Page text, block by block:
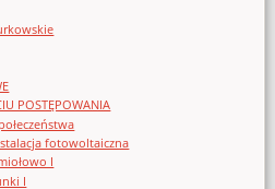
POSTĘPOWANIA
fotowoltaiczna
I
I